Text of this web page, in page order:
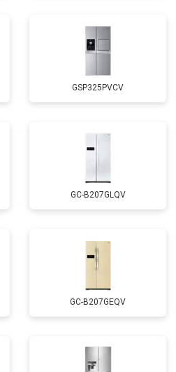
GSP325PVCV
GC-B207GLQV
GC-B207GEQV